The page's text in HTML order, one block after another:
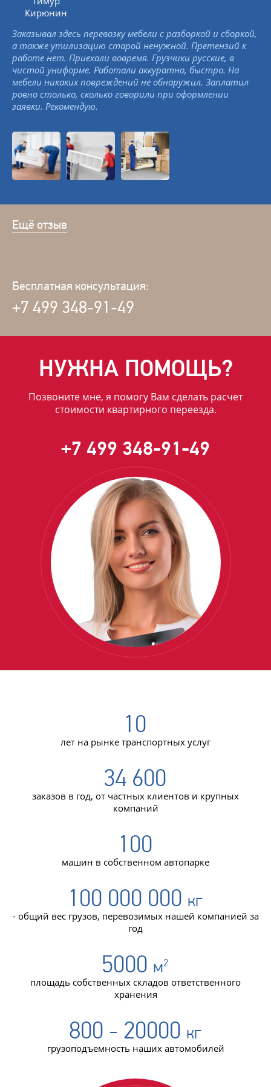
Кирюнин
Заказывал здесь перевозку мебели с разборкой и сборкой,
а также утилизацию старой ненужной. Претензий к
работе нет. Приехали вовремя. Грузчики русские, в
чистой униформе. Работали аккуратно, быстро. На
мебели никаких повреждений не обнаружил. Заплатил
ровно столько, сколько говорили при оформлении
заявки. Рекомендую.
Ещё отзыв
Бесплатная консультация:
+7 499 348-91-49
НУЖНА ПОМОЩЬ?
Позвоните мне, я помогу Вам сделать расчет
стоимости квартирного переезда.
+7 499 348-91-49
10
лет на рынке транспортных услуг
34 600
заказов в год, от частных клиентов и крупных
компаний
100
машин в собственном автопарке
100 000 000 кг
- общий вес грузов, перевозимых нашей компанией за
год
5000 м2
площадь собственных складов ответственного
хранения
800 - 20000 кг
грузоподъемность наших автомобилей